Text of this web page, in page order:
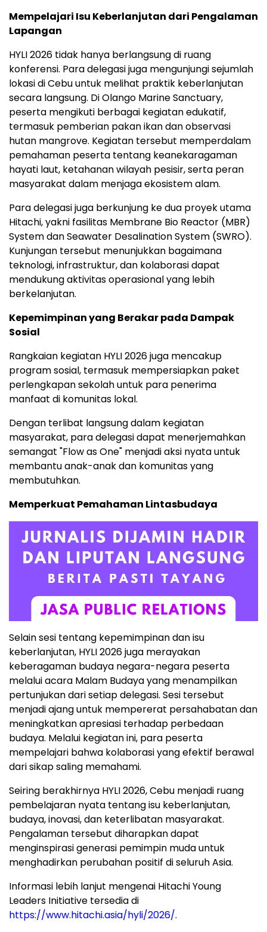
Mempelajari Isu Keberlanjutan dari Pengalaman
Lapangan
HYLI 2026 tidak hanya berlangsung di ruang
konferensi. Para delegasi juga mengunjungi sejumlah
lokasi di Cebu untuk melihat praktik keberlanjutan
secara langsung. Di Olango Marine Sanctuary,
peserta mengikuti berbagai kegiatan edukatif,
termasuk pemberian pakan ikan dan observasi
hutan mangrove. Kegiatan tersebut memperdalam
pemahaman peserta tentang keanekaragaman
hayati laut, ketahanan wilayah pesisir, serta peran
masyarakat dalam menjaga ekosistem alam.
Para delegasi juga berkunjung ke dua proyek utama
Hitachi, yakni fasilitas Membrane Bio Reactor (MBR)
System dan Seawater Desalination System (SWRO).
Kunjungan tersebut menunjukkan bagaimana
teknologi, infrastruktur, dan kolaborasi dapat
mendukung aktivitas operasional yang lebih
berkelanjutan.
Kepemimpinan yang Berakar pada Dampak
Sosial
Rangkaian kegiatan HYLI 2026 juga mencakup
program sosial, termasuk mempersiapkan paket
perlengkapan sekolah untuk para penerima
manfaat di komunitas lokal.
Dengan terlibat langsung dalam kegiatan
masyarakat, para delegasi dapat menerjemahkan
semangat "Flow as One" menjadi aksi nyata untuk
membantu anak-anak dan komunitas yang
membutuhkan.
Memperkuat Pemahaman Lintasbudaya
Selain sesi tentang kepemimpinan dan isu
keberlanjutan, HYLI 2026 juga merayakan
keberagaman budaya negara-negara peserta
melalui acara Malam Budaya yang menampilkan
pertunjukan dari setiap delegasi. Sesi tersebut
menjadi ajang untuk mempererat persahabatan dan
meningkatkan apresiasi terhadap perbedaan
budaya. Melalui kegiatan ini, para peserta
mempelajari bahwa kolaborasi yang efektif berawal
dari sikap saling memahami.
Seiring berakhirnya HYLI 2026, Cebu menjadi ruang
pembelajaran nyata tentang isu keberlanjutan,
budaya, inovasi, dan keterlibatan masyarakat.
Pengalaman tersebut diharapkan dapat
menginspirasi generasi pemimpin muda untuk
menghadirkan perubahan positif di seluruh Asia.
Informasi lebih lanjut mengenai Hitachi Young
Leaders Initiative tersedia di
https://www.hitachi.asia/hyli/2026/.